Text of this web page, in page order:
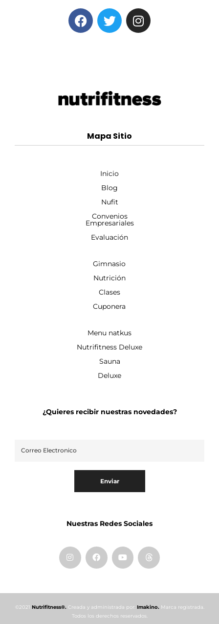
Mapa Sitio
Inicio
Blog
Nufit
Convenios
Empresariales
Evaluación
Gimnasio
Nutrición
Clases
Cuponera
Menu natkus
Nutrifitness Deluxe
Sauna
Deluxe
¿Quieres recibir nuestras novedades?
Enviar
Nuestras Redes Sociales
©2021 Nutrifitness®.Creada y administrada por: Imakino.Marca registrada.
Todos los derechos reservados.